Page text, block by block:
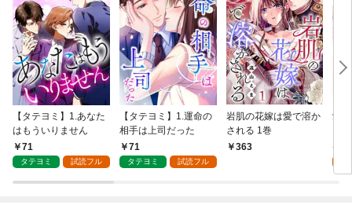
【タテヨミ】1.あなた
はもういりません
71
タテヨミ 試読フル
【タテヨミ】1.運命の
相手は上司だった
71
タテヨミ 試読フル
岩肌の花嫁は愛で溶か
される 1巻
363
愛